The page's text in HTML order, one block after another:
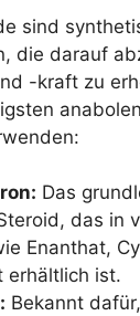
sind
die darauf
-kraft zu
Das
das in
Enanthat,
erhältlich ist.
Bekannt